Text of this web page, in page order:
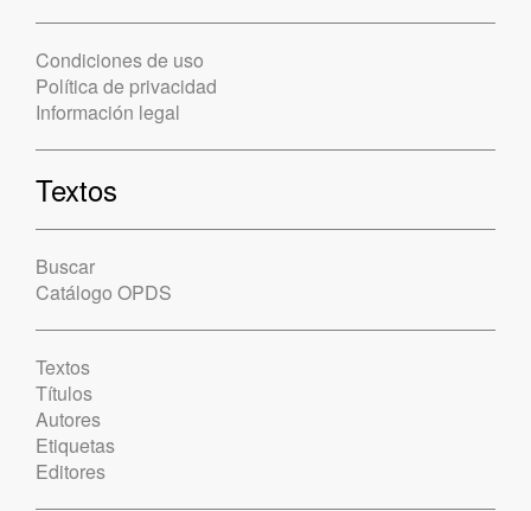
Condiciones de uso
Política de privacidad
Información legal
Textos
Buscar
Catálogo OPDS
Textos
Títulos
Autores
Etiquetas
Editores